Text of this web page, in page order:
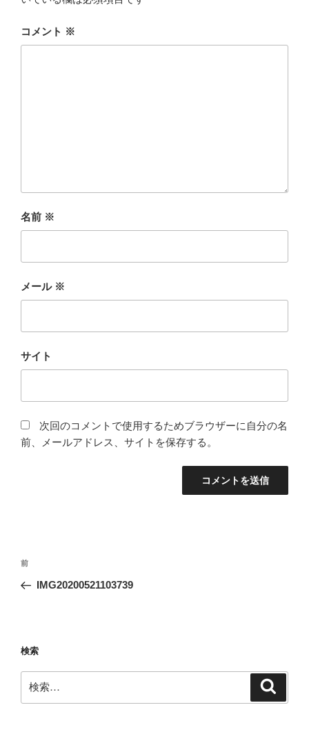
コメント ※
名前 ※
メール ※
サイト
次回のコメントで使用するためブラウザーに自分の名
前、メールアドレス、サイトを保存する。
投
ナ
ー
シ
ョ
前
の
前
IMG20200521103739
検索
索: